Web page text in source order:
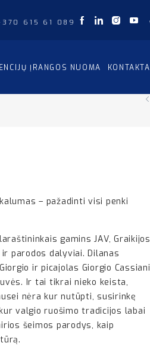
615 61 089
ĮRANGOS NUOMA KONTAKTAI
– pažadinti visi penki
gamins JAV, Graikijos
parodos dalyviai. Dilanas
ir picajolas Giorgio Cassiani
Ir tai tikrai nieko keista,
nėra kur nutūpti, susirinkę
valgio ruošimo tradicijos labai
šeimos parodys, kaip